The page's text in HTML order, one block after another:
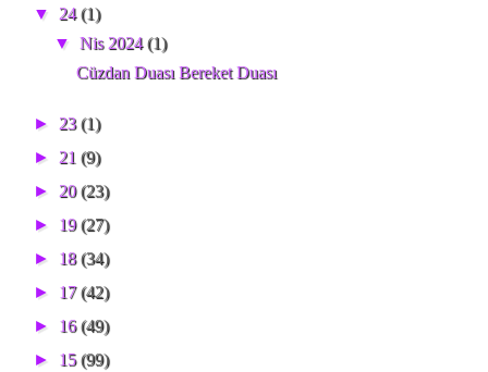
▼ 24(1)
▼Nis 2024(1)
Cüzdan Duası Bereket Duası
► 23(1)
► 21 (9)
► 20(23)
► 19(27)
► 18(34)
► 17(42)
► 16(49)
► 15(99)